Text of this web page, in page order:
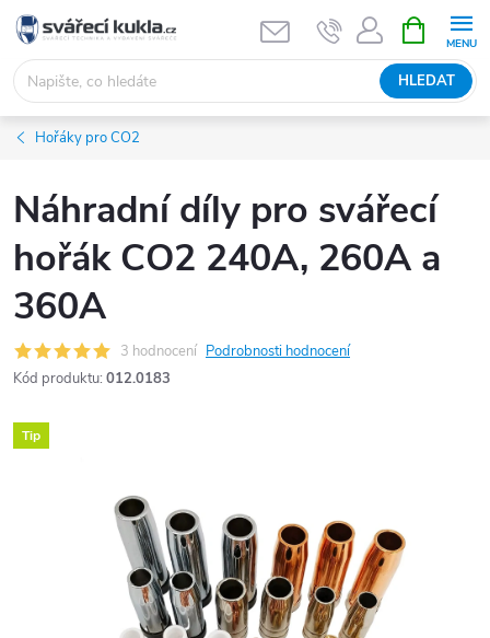
Přejít na obsah
HLEDAT
Hořáky pro CO2
Náhradní díly pro svářecí
hořák CO2 240A, 260A a
360A
3 hodnocení Podrobnosti hodnocení
Kód produktu: 012.0183
Tip